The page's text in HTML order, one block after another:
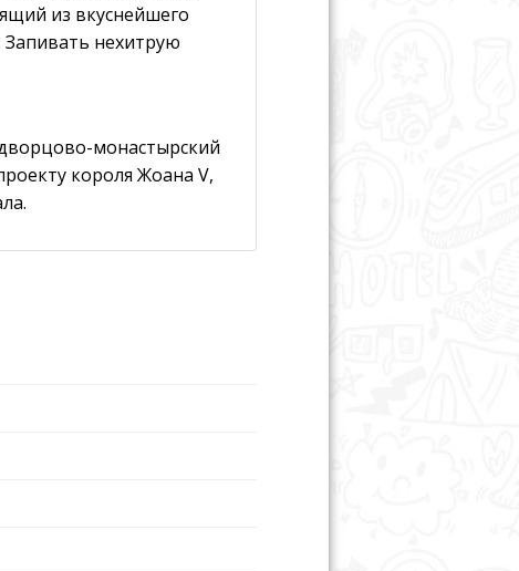
из вкуснейшего
Запивать нехитрую
монастырский
короля Жоана V,